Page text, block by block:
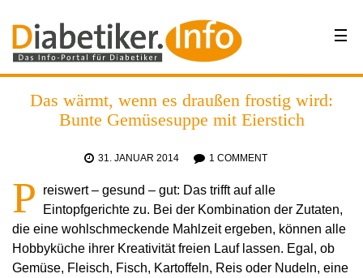
Das wärmt, wenn es draußen frostig wird:
Bunte Gemüsesuppe mit Eierstich
31. JANUAR 2014 1 COMMENT
P
reiswert – gesund – gut: Das trifft auf alle
Eintopfgerichte zu. Bei der Kombination der Zutaten,
die eine wohlschmeckende Mahlzeit ergeben, können alle
Hobbyküche ihrer Kreativität freien Lauf lassen. Egal, ob
Gemüse, Fleisch, Fisch, Kartoffeln, Reis oder Nudeln, eine